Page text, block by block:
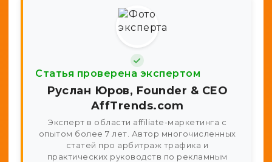
Статья проверена экспертом
Руслан Юров, Founder & CEO
AffTrends.com
Эксперт в области affiliate-маркетинга с
опытом более 7 лет. Автор многочисленных
статей про арбитраж трафика и
практических руководств по рекламным